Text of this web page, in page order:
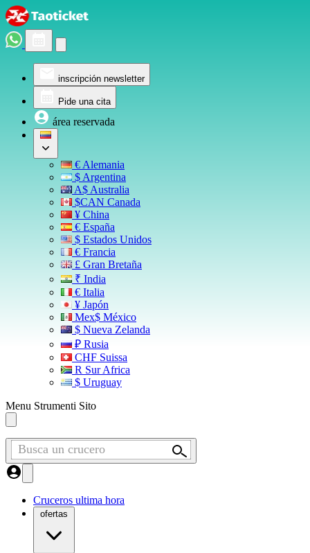
inscripción newsletter
Pide una cita
área reservada
€ Alemania
$ Argentina
A$ Australia
$CAN Canada
¥ China
€ España
$ Estados Unidos
€ Francia
£ Gran Bretaña
₹ India
€ Italia
¥ Japón
Mex$ México
$ Nueva Zelanda
₽ Rusia
CHF Suissa
R Sur Africa
$ Uruguay
Menu Strumenti Sito
Busca un crucero
Cruceros ultima hora
ofertas